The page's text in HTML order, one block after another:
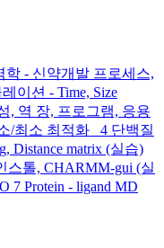
- 신약개발 프로세스,
이션 - Time, Size
, 역 장, 프로그램, 응용
/최소 최적화 4 단백질
Distance matrix (실습)
스톨, CHARMM-gui (실
7 Protein - ligand MD